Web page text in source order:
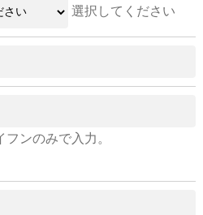
選択してください
ンのみで入力。